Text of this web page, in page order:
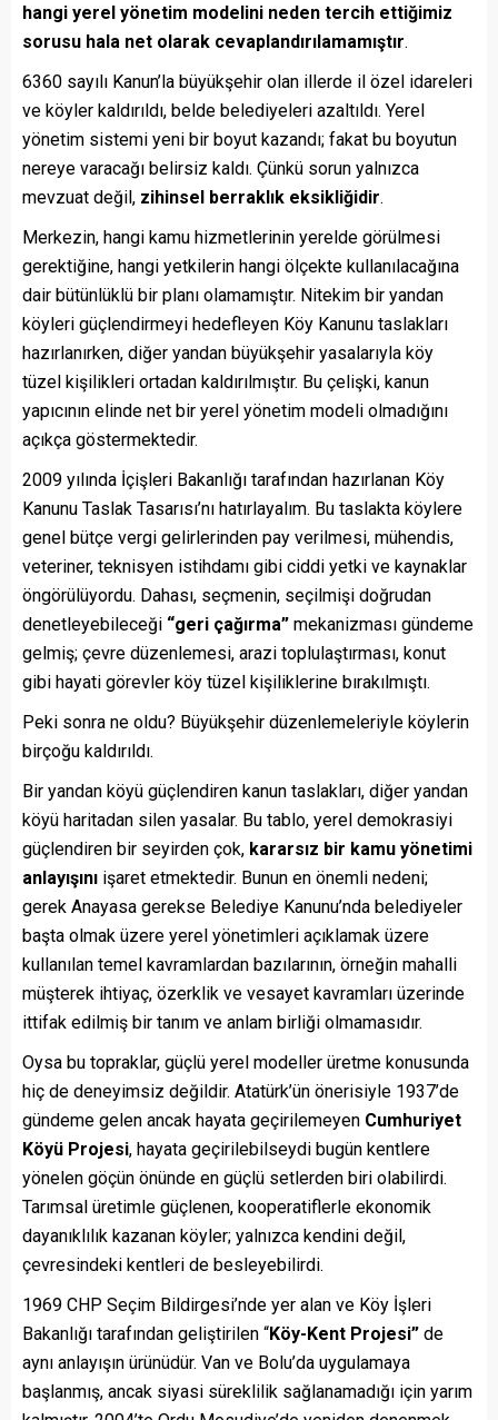
hangi yerel yönetim modelini neden tercih ettiğimiz
sorusu hala net olarak cevaplandırılamamıştır.
6360 sayılı Kanun’la büyükşehir olan illerde il özel idareleri
ve köyler kaldırıldı, belde belediyeleri azaltıldı. Yerel
yönetim sistemi yeni bir boyut kazandı; fakat bu boyutun
nereye varacağı belirsiz kaldı. Çünkü sorun yalnızca
mevzuat değil, zihinsel berraklık eksikliğidir.
Merkezin, hangi kamu hizmetlerinin yerelde görülmesi
gerektiğine, hangi yetkilerin hangi ölçekte kullanılacağına
dair bütünlüklü bir planı olamamıştır. Nitekim bir yandan
köyleri güçlendirmeyi hedefleyen Köy Kanunu taslakları
hazırlanırken, diğer yandan büyükşehir yasalarıyla köy
tüzel kişilikleri ortadan kaldırılmıştır. Bu çelişki, kanun
yapıcının elinde net bir yerel yönetim modeli olmadığını
açıkça göstermektedir.
2009 yılında İçişleri Bakanlığı tarafından hazırlanan Köy
Kanunu Taslak Tasarısı’nı hatırlayalım. Bu taslakta köylere
genel bütçe vergi gelirlerinden pay verilmesi, mühendis,
veteriner, teknisyen istihdamı gibi ciddi yetki ve kaynaklar
öngörülüyordu. Dahası, seçmenin, seçilmişi doğrudan
denetleyebileceği “geri çağırma” mekanizması gündeme
gelmiş; çevre düzenlemesi, arazi toplulaştırması, konut
gibi hayati görevler köy tüzel kişiliklerine bırakılmıştı.
Peki sonra ne oldu? Büyükşehir düzenlemeleriyle köylerin
birçoğu kaldırıldı.
Bir yandan köyü güçlendiren kanun taslakları, diğer yandan
köyü haritadan silen yasalar. Bu tablo, yerel demokrasiyi
güçlendiren bir seyirden çok, kararsız bir kamu yönetimi
anlayışını işaret etmektedir. Bunun en önemli nedeni;
gerek Anayasa gerekse Belediye Kanunu’nda belediyeler
başta olmak üzere yerel yönetimleri açıklamak üzere
kullanılan temel kavramlardan bazılarının, örneğin mahalli
müşterek ihtiyaç, özerklik ve vesayet kavramları üzerinde
ittifak edilmiş bir tanım ve anlam birliği olmamasıdır.
Oysa bu topraklar, güçlü yerel modeller üretme konusunda
hiç de deneyimsiz değildir. Atatürk’ün önerisiyle 1937’de
gündeme gelen ancak hayata geçirilemeyen Cumhuriyet
Köyü Projesi, hayata geçirilebilseydi bugün kentlere
yönelen göçün önünde en güçlü setlerden biri olabilirdi.
Tarımsal üretimle güçlenen, kooperatiflerle ekonomik
dayanıklılık kazanan köyler; yalnızca kendini değil,
çevresindeki kentleri de besleyebilirdi.
1969 CHP Seçim Bildirgesi’nde yer alan ve Köy İşleri
Bakanlığı tarafından geliştirilen “Köy-Kent Projesi” de
aynı anlayışın ürünüdür. Van ve Bolu’da uygulamaya
başlanmış, ancak siyasi süreklilik sağlanamadığı için yarım